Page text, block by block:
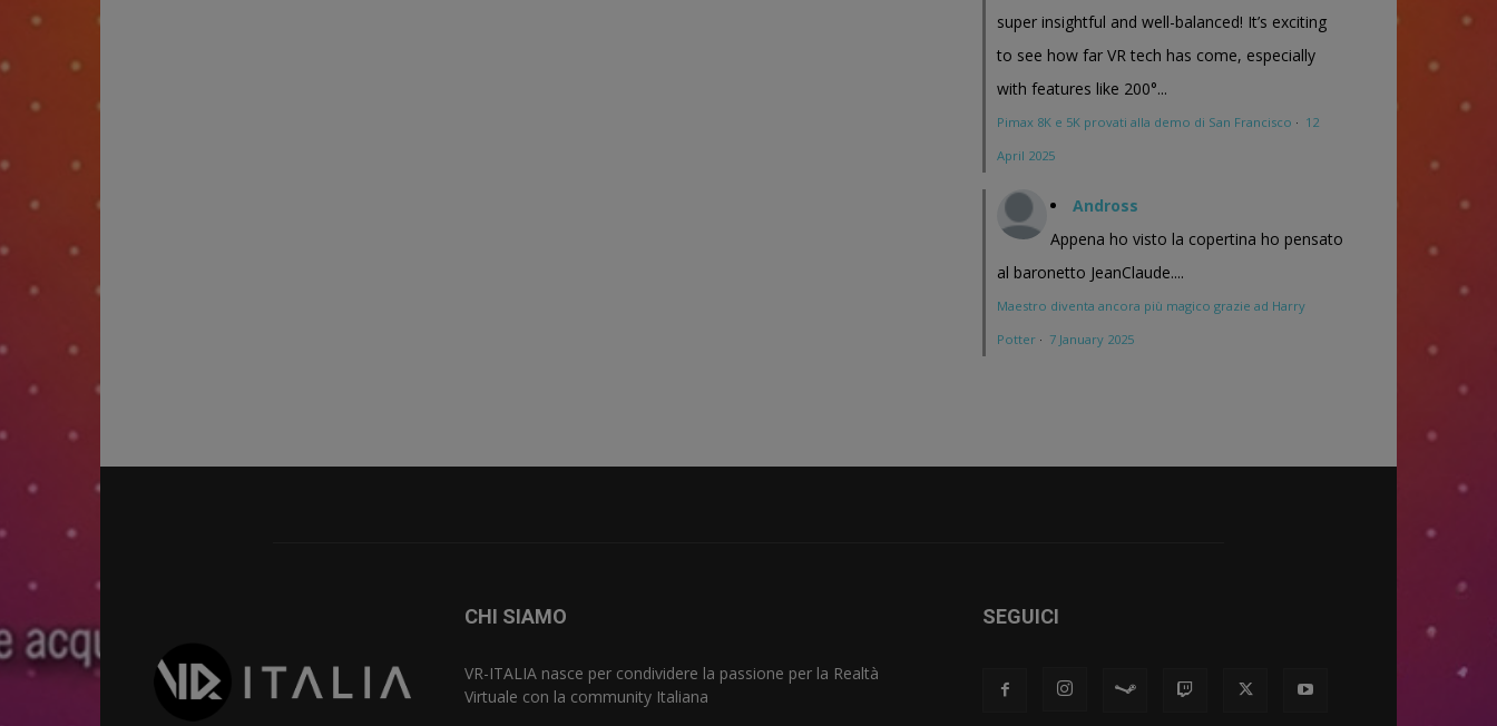
super insightful and well-balanced! It’s exciting
to see how far VR tech has come, especially
with features like 200°...
Pimax 8K e 5K provati alla demo di San Francisco · 12
April 2025
Andross
Appena ho visto la copertina ho pensato
al baronetto JeanClaude....
Maestro diventa ancora più magico grazie ad Harry
Potter · 7 January 2025
CHI SIAMO
VR-ITALIA nasce per condividere la passione per la Realtà
Virtuale con la community Italiana
SEGUICI